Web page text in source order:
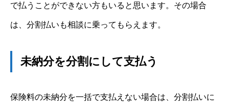
で払うことができない方もいると思います。その場合
は、分割払いも相談に乗ってもらえます。
未納分を分割にして支払う
保険料の未納分を一括で支払えない場合は、分割払いに